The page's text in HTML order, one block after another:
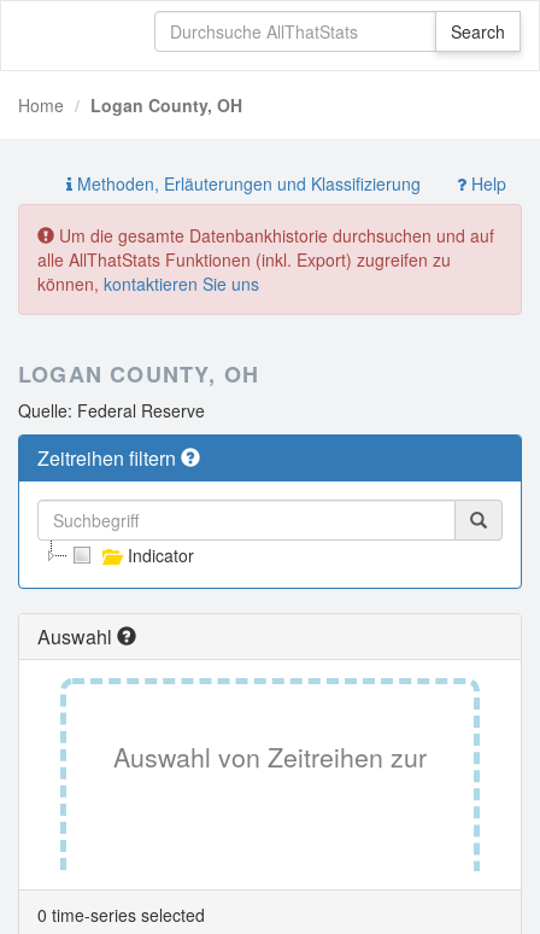
Home Logan County, OH
Methoden, Erläuterungen und Klassifizierung Help
Um die gesamte Datenbankhistorie durchsuchen und auf
alle AllThatStats Funktionen (inkl. Export) zugreifen zu
können, kontaktieren Sie uns
LOGAN COUNTY, OH
Quelle: Federal Reserve
Zeitreihen filtern
Indicator
Auswahl
Auswahl von Zeitreihen zur
Tabellenansicht.
0 time-series selected